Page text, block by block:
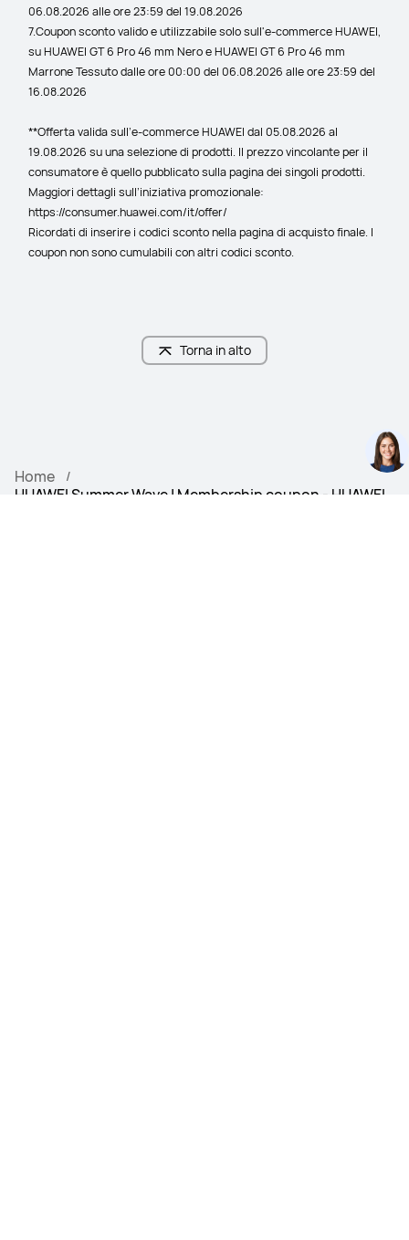
06.08.2026 alle ore 23:59 del 19.08.2026
7.Coupon sconto valido e utilizzabile solo sull'e-commerce HUAWEI,
su HUAWEI GT 6 Pro 46 mm Nero e HUAWEI GT 6 Pro 46 mm
Marrone Tessuto dalle ore 00:00 del 06.08.2026 alle ore 23:59 del
16.08.2026
**Offerta valida sull’e-commerce HUAWEI dal 05.08.2026 al
19.08.2026 su una selezione di prodotti. Il prezzo vincolante per il
consumatore è quello pubblicato sulla pagina dei singoli prodotti.
Maggiori dettagli sull’iniziativa promozionale:
https://consumer.huawei.com/it/offer/
Ricordati di inserire i codici sconto nella pagina di acquisto finale. I
coupon non sono cumulabili con altri codici sconto.
Torna in alto
Home
HUAWEI Summer Wave | Membership coupon - HUAWEI